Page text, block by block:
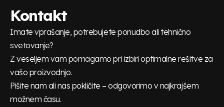
Kontakt
Imate vprašanje, potrebujete ponudbo ali tehnično
svetovanje?
Z veseljem vam pomagamo pri izbiri optimalne rešitve za
vašo proizvodnjo.
Pišite nam ali nas pokličite – odgovorimo v najkrajšem
možnem času.